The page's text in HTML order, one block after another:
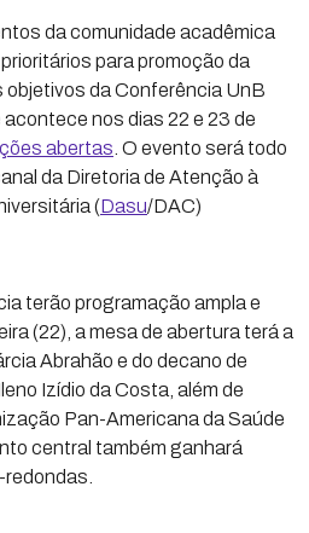
da comunidade acadêmica
para promoção da
objetivos da Conferência UnB
nos dias 22 e 23 de
abertas . O evento será todo
da Diretoria de Atenção à
(Dasu/DAC)
terão programação ampla e
(22), a mesa de abertura terá a
Abrahão e do decano de
Izídio da Costa, além de
Pan-Americana da Saúde
central também ganhará